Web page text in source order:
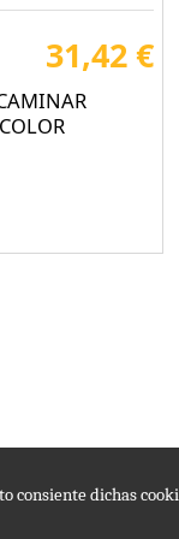
dichas
31,42 €